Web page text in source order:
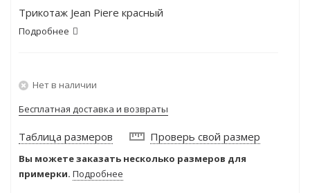
Трикотаж Jean Piere красный
Подробнее
Нет в наличии
Бесплатная доставка и возвраты
Таблица размеров Проверь свой размер
Вы можете заказать несколько размеров для
примерки. Подробнее